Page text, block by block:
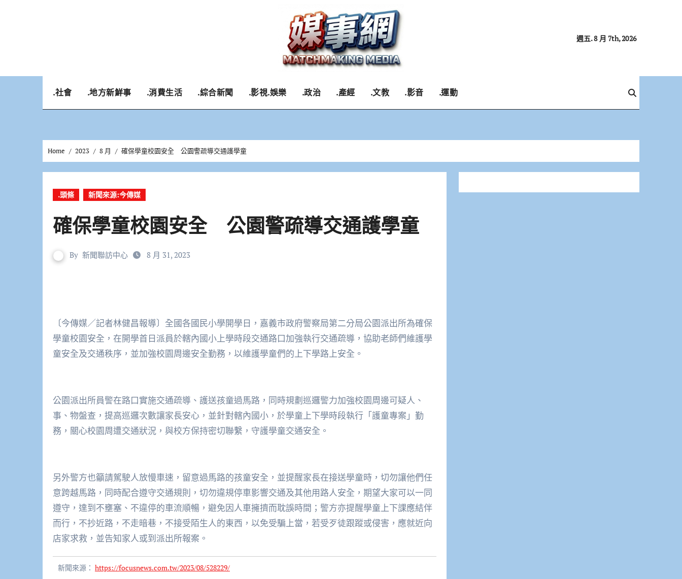
週五. 8 月 7th, 2026
.社會 .地方新鮮事 .消費生活 .綜合新聞 .影視.娛樂 .政治 .產經 .文教 .影音 .運動
Home 2023 8 月 確保學童校園安全 公園警疏導交通護學童
.頭條 新聞來源:今傳媒
確保學童校園安全 公園警疏導交通護學童
By 新聞聯訪中心 8 月 31, 2023
〔今傳媒／記者林健昌報導〕全國各國民小學開學日，嘉義市政府警察局第二分局公園派出所為確保
學童校園安全，在開學首日派員於轄內國小上學時段交通路口加強執行交通疏導，協助老師們維護學
童安全及交通秩序，並加強校園周邊安全勤務，以維護學童們的上下學路上安全。
公園派出所員警在路口實施交通疏導、護送孩童過馬路，同時規劃巡邏警力加強校園周邊可疑人、
事、物盤查，提高巡邏次數讓家長安心，並針對轄內國小，於學童上下學時段執行「護童專案」勤
務，關心校園周遭交通狀況，與校方保持密切聯繫，守護學童交通安全。
另外警方也籲請駕駛人放慢車速，留意過馬路的孩童安全，並提醒家長在接送學童時，切勿讓他們任
意跨越馬路，同時配合遵守交通規則，切勿違規停車影響交通及其他用路人安全，期望大家可以一同
遵守，達到不壅塞、不違停的車流順暢，避免因人車擁擠而耽誤時間；警方亦提醒學童上下課應結伴
而行，不抄近路，不走暗巷，不接受陌生人的東西，以免受騙上當，若受歹徒跟蹤或侵害，應就近向
店家求救，並告知家人或到派出所報案。
新聞來源： https://focusnews.com.tw/2023/08/528229/